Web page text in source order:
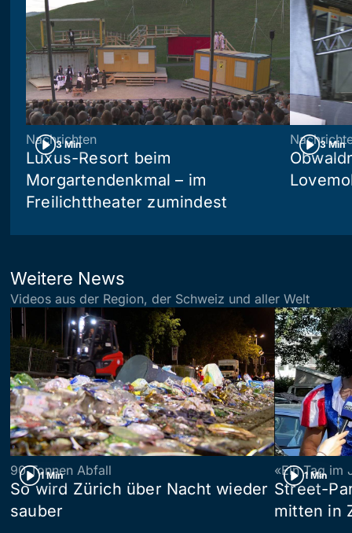
3 Min
Nachrichten
Luxus-Resort beim
Morgartendenkmal – im
Freilichttheater zumindest
3 Min
Weitere News
Videos aus der Region, der Schweiz und aller Welt
1 Min
90 Tonnen Abfall
So wird Zürich über Nacht wieder
sauber
1 Min
«Ein Tag im
Street-
mitten in